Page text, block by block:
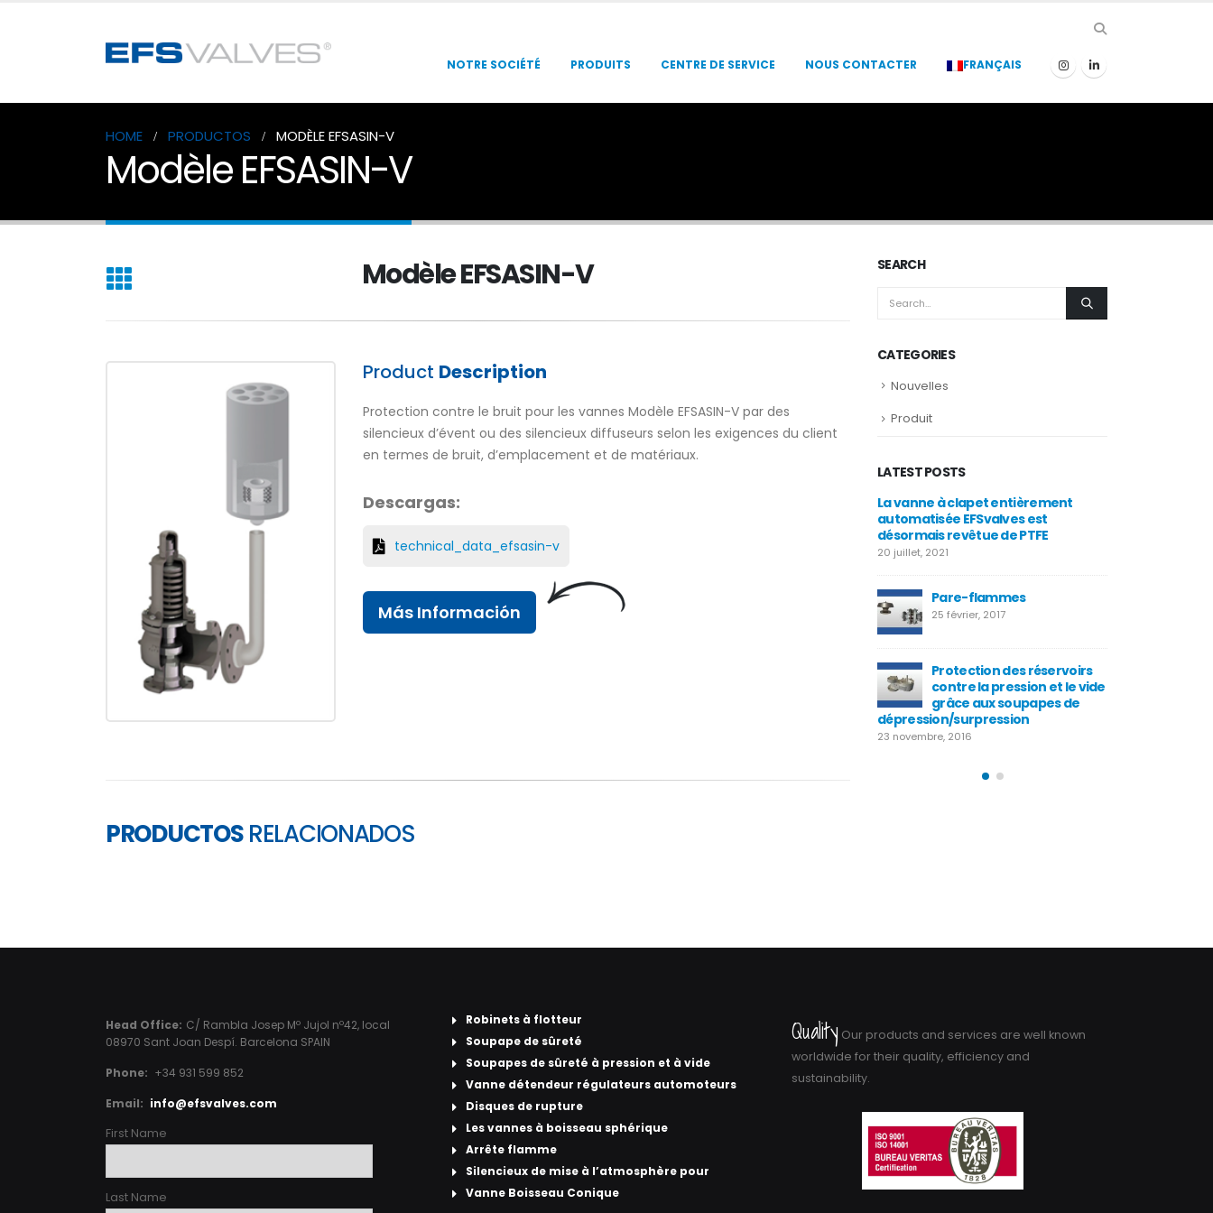
NOTRE SOCIÉTÉ PRODUITS CENTRE DE SERVICE NOUS CONTACTER FRANÇAIS
HOME PRODUCTOS MODÈLE EFSASIN-V
Modèle EFSASIN-V
Modèle EFSASIN-V
Product Description
Protection contre le bruit pour les vannes Modèle EFSASIN-V par des
silencieux d’évent ou des silencieux diffuseurs selon les exigences du client
en termes de bruit, d’emplacement et de matériaux.
Descargas:
technical_data_efsasin-v
Más Información
PRODUCTOSRELACIONADOS
SEARCH
CATEGORIES
Nouvelles
Produit
LATEST POSTS
La vanne à clapet entièrement
automatisée EFSvalves est
20 juillet, 2021
Pare-flammes
25 février, 2017
La vanne à clapet entièrement
automatisée EFSvalves est
désormais revêtue de PTFE
20 juillet, 2021
Pare-flammes
25 février, 2017
Protection des réservoirs
contre la pression et le vide
grâce aux soupapes de
dépression/surpression
23 novembre, 2016
Head Office: C/ Rambla Josep Mº Jujol nº42, local
08970 Sant Joan Despí. Barcelona SPAIN
Phone: +34 931 599 852
Email: info@efsvalves.com
First Name
Last Name
Robinets à flotteur
Soupape de sûreté
Soupapes de sûreté à pression et à vide
Vanne détendeur régulateurs automoteurs
Disques de rupture
Les vannes à boisseau sphérique
Arrête flamme
Silencieux de mise à l’atmosphère pour
Vanne Boisseau Conique
Quality Our products and services are well known
worldwide for their quality, efficiency and
sustainability.